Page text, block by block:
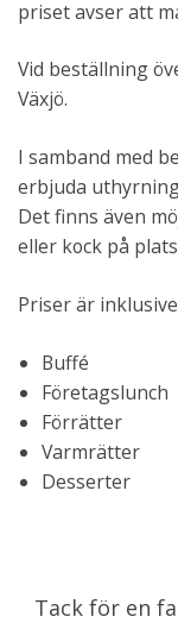
priset avser att
Vid beställning
Växjö.
I samband med
erbjuda
Det finns även
eller kock på
Priser är
Buffé
Företagslunch
Förrätter
Varmrätter
Desserter
Tack för en